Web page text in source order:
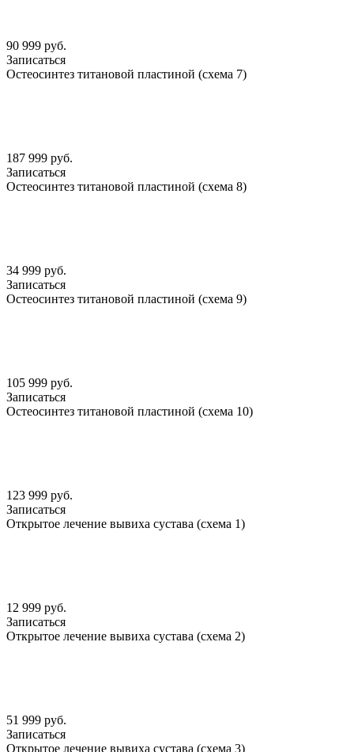
90 999 руб.
Записаться
Остеосинтез титановой пластиной (схема 7)
187 999 руб.
Записаться
Остеосинтез титановой пластиной (схема 8)
34 999 руб.
Записаться
Остеосинтез титановой пластиной (схема 9)
105 999 руб.
Записаться
Остеосинтез титановой пластиной (схема 10)
123 999 руб.
Записаться
Открытое лечение вывиха сустава (схема 1)
12 999 руб.
Записаться
Открытое лечение вывиха сустава (схема 2)
51 999 руб.
Записаться
Открытое лечение вывиха сустава (схема 3)